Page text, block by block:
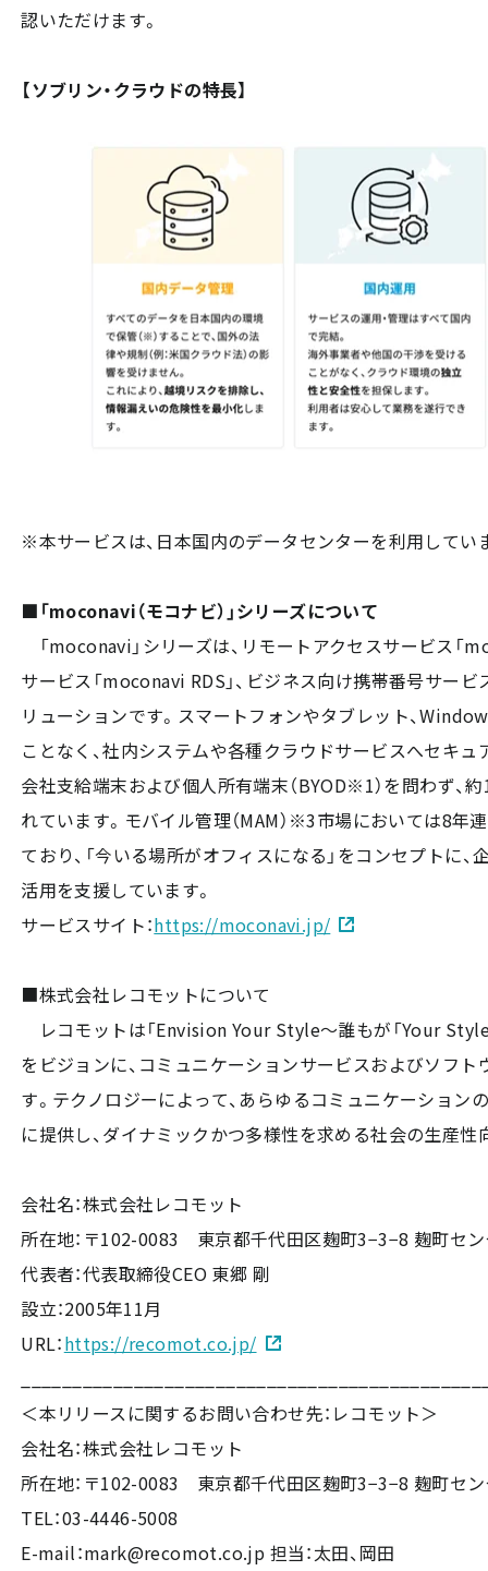
認いただけます。
【ソブリン・クラウドの特長】
※本サービスは、日本国内のデータセンターを利用してい
■「moconavi（モコナビ）」シリーズについて
「moconavi」シリーズは、リモートアクセスサービス「
サービス「moconavi RDS」、ビジネス向け携帯番号サー
リューションです。スマートフォンやタブレット、
ことなく、社内システムや各種クラウドサービスへセキュ
会社支給端末および個人所有端末（BYOD※1）を問わず、
れています。モバイル管理（MAM）※3市場においては8
ており、「今いる場所がオフィスになる」をコンセプトに
活用を支援しています。
サービスサイト：https://moconavi.jp/
■株式会社レコモットについて
レコモットは「Envision Your Style〜誰もが「Your
をビジョンに、コミュニケーションサービスおよびソフ
す。テクノロジーによって、あらゆるコミュニケーショ
に提供し、ダイナミックかつ多様性を求める社会の生産性
会社名：株式会社レコモット
所在地：〒102-0083 東京都千代田区麹町3−3−8 麹町セ
代表者：代表取締役CEO 東郷 剛
設立：2005年11月
URL：https://recomot.co.jp/
＜本リリースに関するお問い合わせ先：レコモット＞
会社名：株式会社レコモット
所在地：〒102-0083 東京都千代田区麹町3−3−8 麹町セ
TEL：03-4446-5008
E-mail：mark@recomot.co.jp 担当：太田、岡田